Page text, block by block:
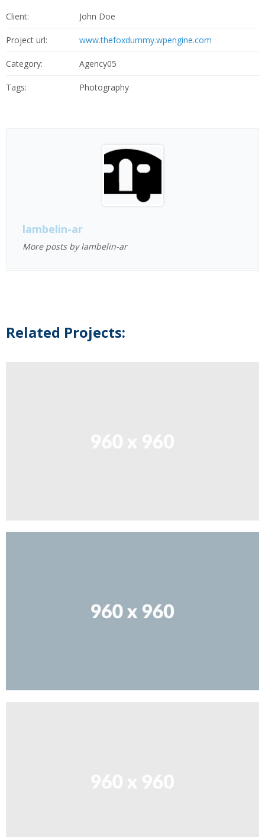
Client: John Doe
Project url: www.thefoxdummy.wpengine.com
Category: Agency05
Tags: Photography
lambelin-ar
More posts by lambelin-ar
Related Projects: